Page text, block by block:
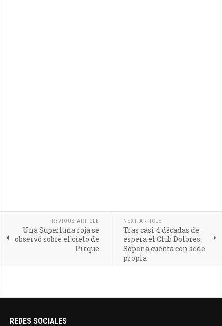
PREVIOUS ARTICLE
Una Superluna roja se
observó sobre el cielo de
Pirque
NEXT ARTICLE
Tras casi 4 décadas de
espera el Club Dolores
Sopeña cuenta con sede
propia
REDES SOCIALES